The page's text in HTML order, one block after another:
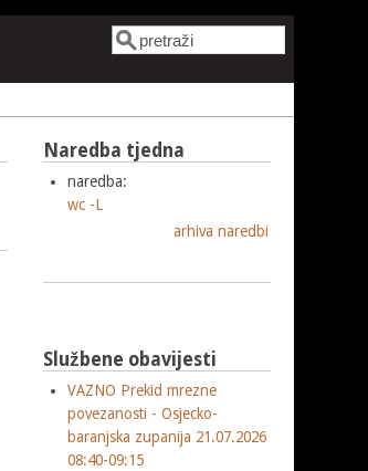
Obrazac pretrage
Pretraga
Naredba tjedna
naredba:
wc -L
arhiva naredbi
Službene obavijesti
VAZNO Prekid mrezne
povezanosti - Osjecko-
baranjska zupanija 21.07.2026
08:40-09:15